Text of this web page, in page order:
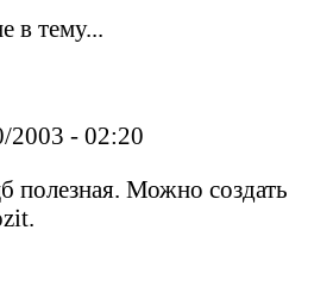
в тему...
2003 - 02:20
полезная. Можно создать